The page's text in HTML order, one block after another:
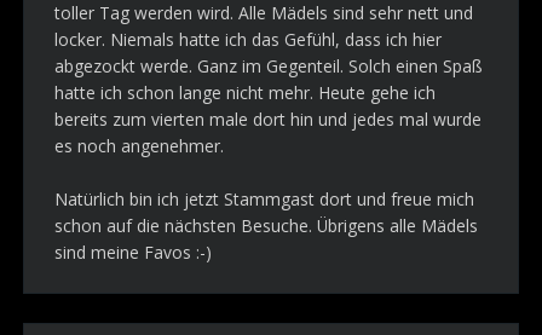
toller Tag werden wird. Alle Mädels sind sehr nett und
locker. Niemals hatte ich das Gefühl, dass ich hier
abgezockt werde. Ganz im Gegenteil. Solch einen Spaß
hatte ich schon lange nicht mehr. Heute gehe ich
bereits zum vierten male dort hin und jedes mal wurde
es noch angenehmer.
Natürlich bin ich jetzt Stammgast dort und freue mich
schon auf die nächsten Besuche. Übrigens alle Mädels
sind meine Favos :-)